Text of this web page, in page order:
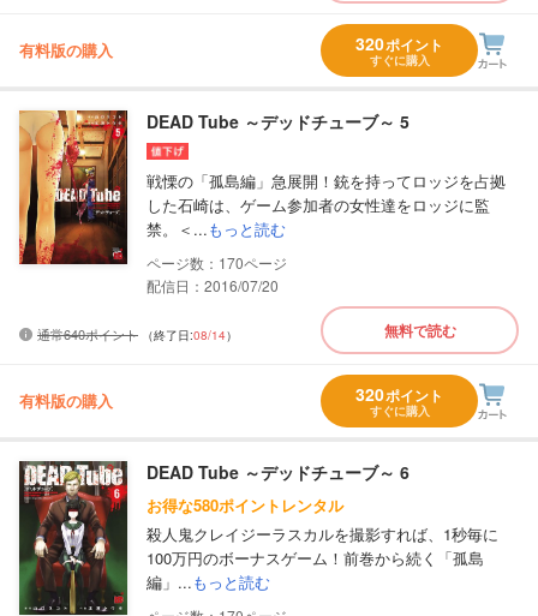
有料版の購入 320ポイント
すぐに購入
DEAD Tube ～デッドチューブ～ 5
戦慄の「孤島編」急展開！銃を持ってロッジを占拠
した石崎は、ゲーム参加者の女性達をロッジに監
禁。＜...もっと読む
170
配信日：2016/07/20
通常640ポイント （終了日:08/14） 無料で読む
有料版の購入 320ポイント
すぐに購入
DEAD Tube ～デッドチューブ～ 6
お得な580ポイントレンタル
殺人鬼クレイジーラスカルを撮影すれば、1秒毎に
100万円のボーナスゲーム！前巻から続く「孤島
編」...もっと読む